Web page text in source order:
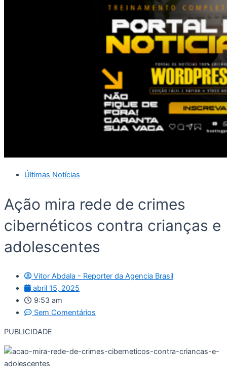
Últimas Notícias
Ação mira rede de crimes
cibernéticos contra crianças e
adolescentes
Vitor Abdala - Reporter da Agencia Brasil
abril 15, 2025
9:53 am
Sem Comentários
PUBLICIDADE